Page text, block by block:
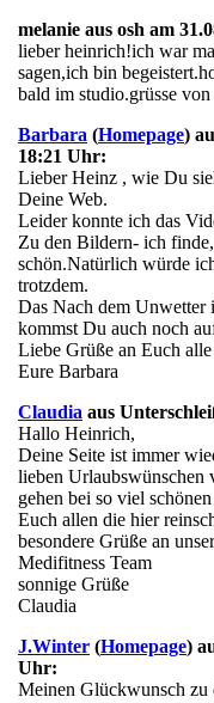
melanie aus osh am
lieber heinrich!ich war
sagen,ich bin
bald im studio.grüsse
Barbara (Homepage)
18:21 Uhr:
Lieber Heinz , wie Du
Deine Web.
Leider konnte ich das
Zu den Bildern- ich
schön.Natürlich würde
trotzdem.
Das Nach dem Unwetter
kommst Du auch noch
Liebe Grüße an Euch
Eure Barbara
Claudia aus
Hallo Heinrich,
Deine Seite ist immer
lieben Urlaubswünschen
gehen bei so viel
Euch allen die hier
besondere Grüße an
Medifitness Team
sonnige Grüße
Claudia
J.Winter (Homepage)
Uhr:
Meinen Glückwunsch zu